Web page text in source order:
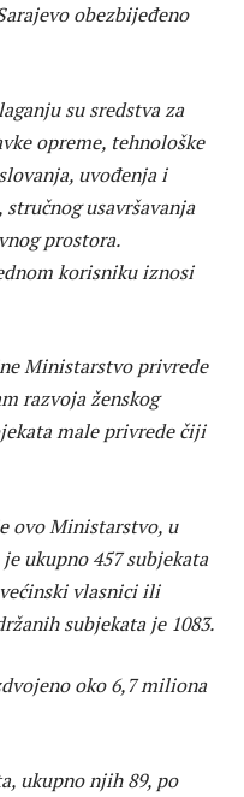
obezbijeđeno
su sredstva za
opreme, tehnološke
uvođenja i
usavršavanja
prostora.
korisniku iznosi
Ministarstvo privrede
razvoja ženskog
male privrede čiji
ovo Ministarstvo, u
ukupno 457 subjekata
vlasnici ili
subjekata je 1083.
oko 6,7 miliona
ukupno njih 89, po